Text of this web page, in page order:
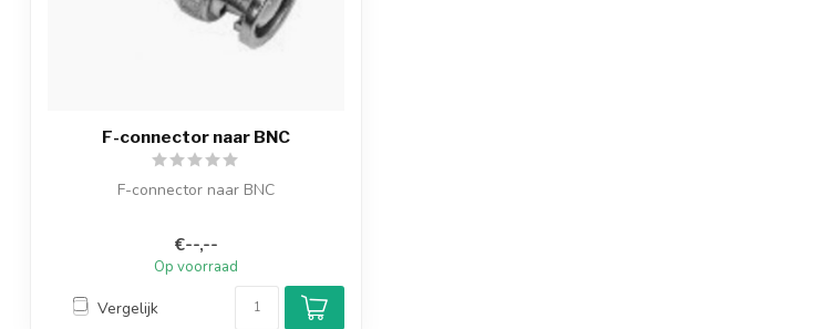
F-connector naar BNC
F-connector naar BNC
€--,--
Op voorraad
Vergelijk